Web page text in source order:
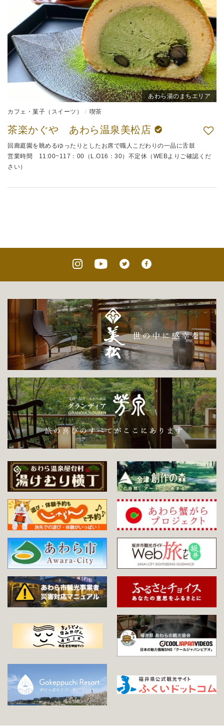
あわら湯のまちエリア
カフェ・菓子（スイーツ） 喫茶
茶楽かぐや あわら温泉美松店
回廊庭園を眺めるゆったりとしたお席で職人こだわりの一品に舌鼓
営業時間 11:00~117：00（L.O16：30）不定休（WEBよりご確認くだ
さい）